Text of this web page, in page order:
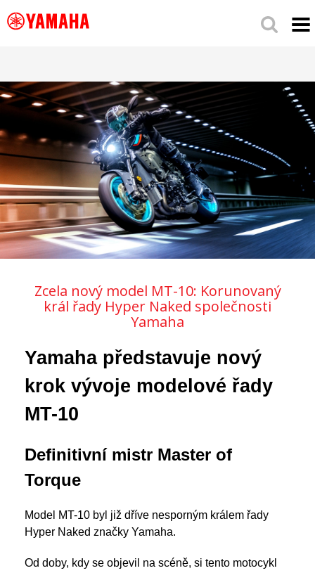
Zcela nový model MT-10: Korunovaný
král řady Hyper Naked společnosti
Yamaha
Yamaha představuje nový
krok vývoje modelové řady
MT-10
Definitivní mistr Master of
Torque
Model MT-10 byl již dříve nesporným králem řady
Hyper Naked značky Yamaha.
Od doby, kdy se objevil na scéně, si tento motocykl